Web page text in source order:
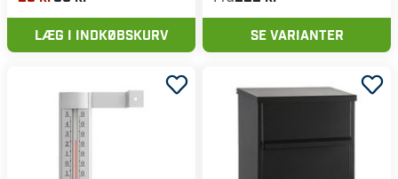
LÆG I INDKØBSKURV SE VARIANTER